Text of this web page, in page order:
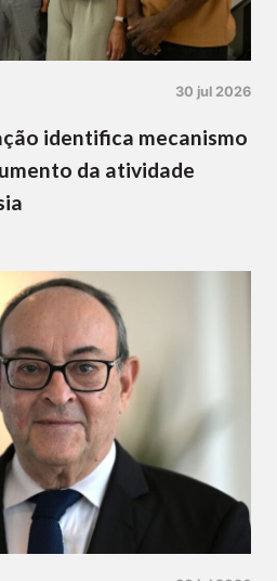
30 jul 2026
identifica mecanismo
da atividade